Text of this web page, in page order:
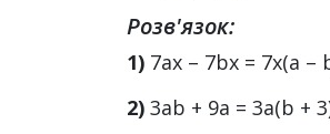
Розв'язок:
1) 7ах – 7bх = 7х(а –
2) 3аb + 9а = 3а(b +